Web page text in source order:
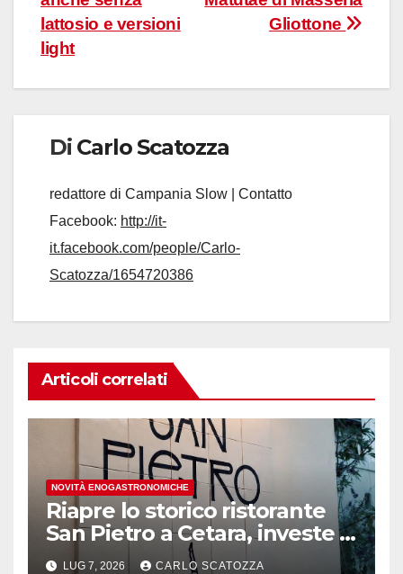
Gliottone
lattosio e versioni
light
Di Carlo Scatozza
redattore di Campania Slow | Contatto
Facebook: http://it-
it.facebook.com/people/Carlo-
Scatozza/1654720386
Articoli correlati
NOVITÀ ENOGASTRONOMICHE
Riapre lo storico ristorante
San Pietro a Cetara, investe il
gruppo Armatore
LUG 7, 2026 CARLO SCATOZZA